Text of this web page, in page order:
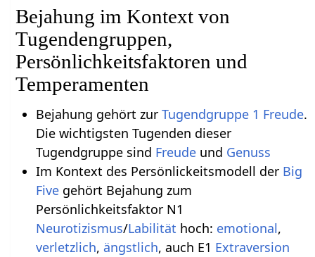
Bejahung im Kontext von
Tugendengruppen,
Persönlichkeitsfaktoren und
Temperamenten
Bejahung gehört zur Tugendgruppe 1 Freude.
Die wichtigsten Tugenden dieser
Tugendgruppe sind Freudeund Genuss
Im Kontext des Persönlickeitsmodell der Big
Fivegehört Bejahung zum
Persönlichkeitsfaktor N1
Neurotizismus/Labilität hoch: emotional,
verletzlich, ängstlich, auch E1 Extraversion